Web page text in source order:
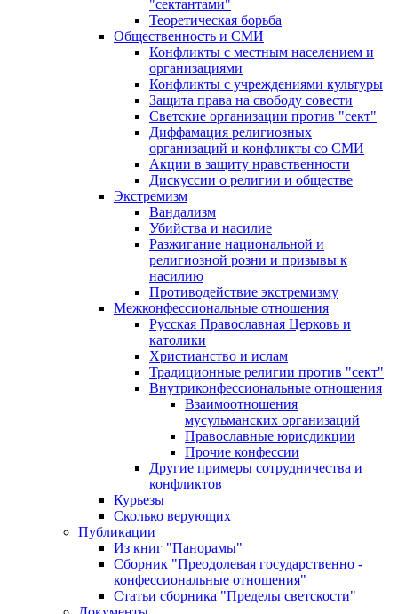
"сектантами"
Теоретическая борьба
Общественность и СМИ
Конфликты с местным населением и
организациями
Конфликты с учреждениями культуры
Защита права на свободу совести
Светские организации против "сект"
Диффамация религиозных
организаций и конфликты со СМИ
Акции в защиту нравственности
Дискуссии о религии и обществе
Экстремизм
Вандализм
Убийства и насилие
Разжигание национальной и
религиозной розни и призывы к
насилию
Противодействие экстремизму
Межконфессиональные отношения
Русская Православная Церковь и
католики
Христианство и ислам
Традиционные религии против "сект"
Внутриконфессиональные отношения
Взаимоотношения
мусульманских организаций
Православные юрисдикции
Прочие конфессии
Другие примеры сотрудничества и
конфликтов
Курьезы
Сколько верующих
Публикации
Из книг "Панорамы"
Сборник "Преодолевая государственно -
конфессиональные отношения"
Статьи сборника "Пределы светскости"